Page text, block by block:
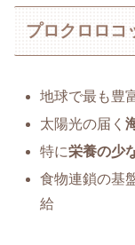
プロクロロコ
地球で最も豊
太陽光の届く
特に栄養の少
食物連鎖の基
給